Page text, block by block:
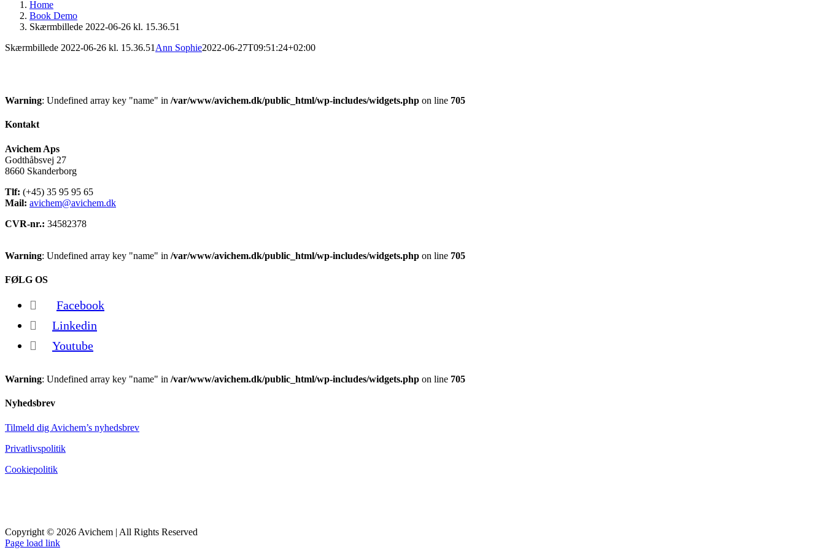
Home
Book Demo
Skærmbillede 2022-06-26 kl. 15.36.51
Skærmbillede 2022-06-26 kl. 15.36.51 Ann Sophie2022-06-27T09:51:24+02:00
Warning: Undefined array key "name" in /var/www/avichem.dk/public_html/wp-includes/widgets.php on line 705
Kontakt
Avichem Aps
Godthåbsvej 27
8660 Skanderborg
Tlf: (+45) 35 95 95 65
Mail: avichem@avichem.dk
CVR-nr.: 34582378
Warning: Undefined array key "name" in /var/www/avichem.dk/public_html/wp-includes/widgets.php on line 705
FØLG OS
Facebook
Linkedin
Youtube
Warning: Undefined array key "name" in /var/www/avichem.dk/public_html/wp-includes/widgets.php on line 705
Nyhedsbrev
Tilmeld dig Avichem’s nyhedsbrev
Privatlivspolitik
Cookiepolitik
Copyright © 2026 Avichem | All Rights Reserved
Page load link